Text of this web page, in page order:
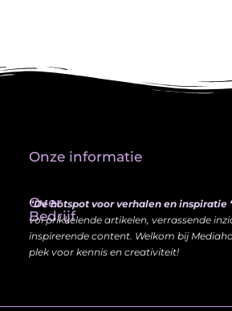
Over
Bedrijf
“Dé hotspot voor verhalen en inspiratie
vol prikkelende artikelen, verrassende
inspirerende content. Welkom bij
plek voor kennis en creativiteit!
Onze informatie